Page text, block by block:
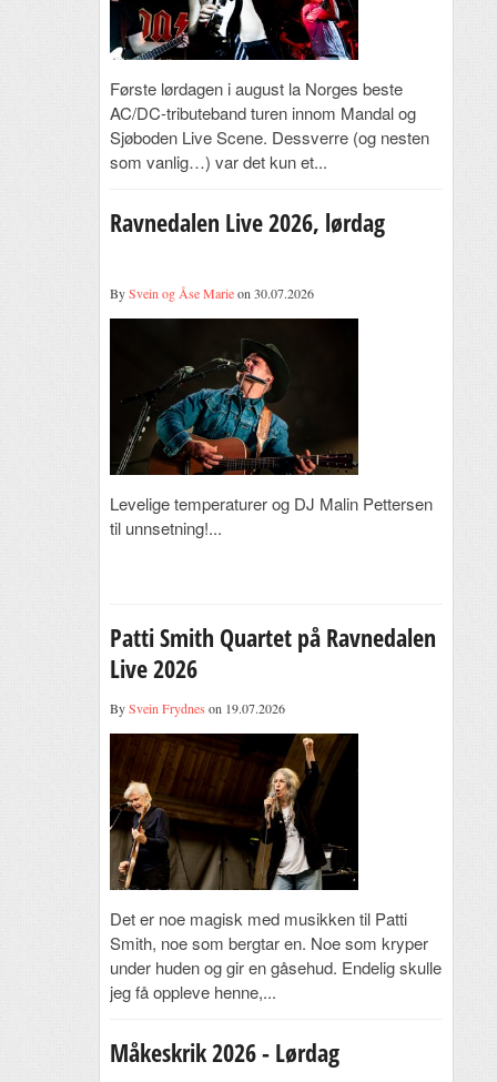
Første lørdagen i august la Norges beste
AC/DC-tributeband turen innom Mandal og
Sjøboden Live Scene. Dessverre (og nesten
som vanlig…) var det kun et...
Ravnedalen Live 2026, lørdag
BySvein og Åse Marieon 30.07.2026
Levelige temperaturer og DJ Malin Pettersen
til unnsetning!...
Patti Smith Quartet på Ravnedalen
Live 2026
BySvein Frydnes on 19.07.2026
Det er noe magisk med musikken til Patti
Smith, noe som bergtar en. Noe som kryper
under huden og gir en gåsehud. Endelig skulle
jeg få oppleve henne,...
Måkeskrik 2026 - Lørdag